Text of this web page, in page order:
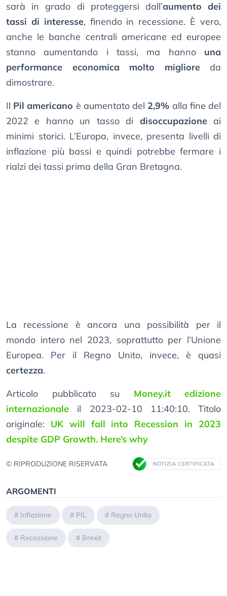
sarà in grado di proteggersi dall’aumento dei
tassi di interesse, finendo in recessione. È vero,
anche le banche centrali americane ed europee
stanno aumentando i tassi, ma hanno una
performance economica molto miglioreda
dimostrare.
Il Pil americano è aumentato del 2,9% alla fine del
2022 e hanno un tasso di disoccupazioneai
minimi storici. L’Europa, invece, presenta livelli di
inflazione più bassi e quindi potrebbe fermare i
rialzi dei tassi prima della Gran Bretagna.
La recessione è ancora una possibilità per il
mondo intero nel 2023, soprattutto per l’Unione
Europea. Per il Regno Unito, invece, è quasi
certezza.
Articolo pubblicato su Money.it edizione
internazionale il 2023-02-10 11:40:10. Titolo
originale: UK will fall into Recession in 2023
despite GDP Growth. Here’s why
© RIPRODUZIONE RISERVATA
ARGOMENTI
# Inflazione # PIL # Regno Unito
# Recessione # Brexit